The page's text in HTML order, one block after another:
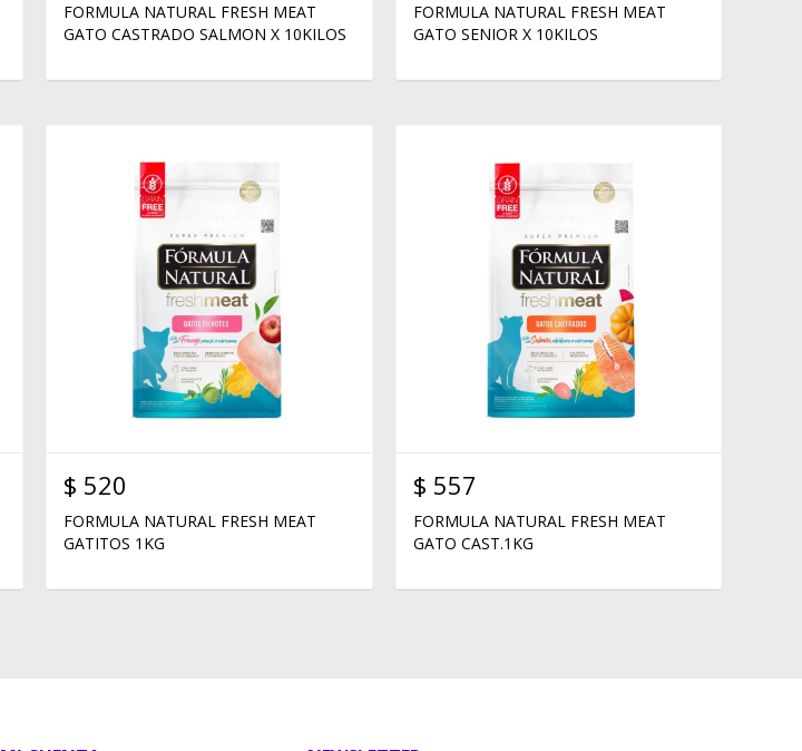
FORMULA NATURAL FRESH MEAT
GATO CASTRADO SALMON X 10KILOS
FORMULA NATURAL FRESH MEAT
GATO SENIOR X 10KILOS
$ 520
FORMULA NATURAL FRESH MEAT
GATITOS 1KG
$ 557
FORMULA NATURAL FRESH MEAT
GATO CAST.1KG